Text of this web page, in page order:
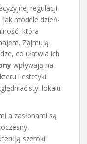
regulacji
jak modele dzień-
która
Zajmują
co ułatwia ich
wpływają na
i estetyki.
styl lokalu
a zasłonami są
szeroki